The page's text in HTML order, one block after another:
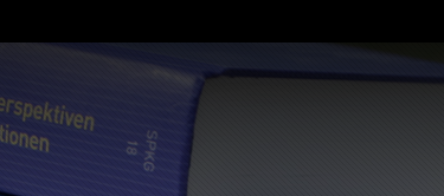
au
contenu